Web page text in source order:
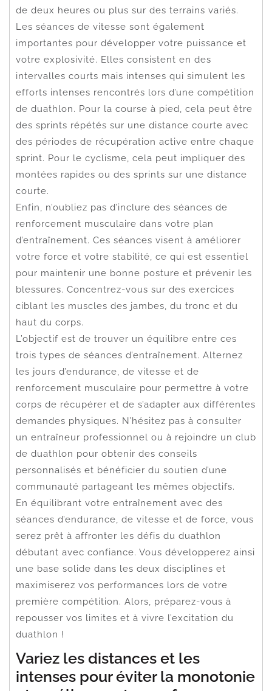
de deux heures ou plus sur des terrains variés.
Les séances de vitesse sont également
importantes pour développer votre puissance et
votre explosivité. Elles consistent en des
intervalles courts mais intenses qui simulent les
efforts intenses rencontrés lors d’une compétition
de duathlon. Pour la course à pied, cela peut être
des sprints répétés sur une distance courte avec
des périodes de récupération active entre chaque
sprint. Pour le cyclisme, cela peut impliquer des
montées rapides ou des sprints sur une distance
courte.
Enfin, n’oubliez pas d’inclure des séances de
renforcement musculaire dans votre plan
d’entraînement. Ces séances visent à améliorer
votre force et votre stabilité, ce qui est essentiel
pour maintenir une bonne posture et prévenir les
blessures. Concentrez-vous sur des exercices
ciblant les muscles des jambes, du tronc et du
haut du corps.
L’objectif est de trouver un équilibre entre ces
trois types de séances d’entraînement. Alternez
les jours d’endurance, de vitesse et de
renforcement musculaire pour permettre à votre
corps de récupérer et de s’adapter aux différentes
demandes physiques. N’hésitez pas à consulter
un entraîneur professionnel ou à rejoindre un club
de duathlon pour obtenir des conseils
personnalisés et bénéficier du soutien d’une
communauté partageant les mêmes objectifs.
En équilibrant votre entraînement avec des
séances d’endurance, de vitesse et de force, vous
serez prêt à affronter les défis du duathlon
débutant avec confiance. Vous développerez ainsi
une base solide dans les deux disciplines et
maximiserez vos performances lors de votre
première compétition. Alors, préparez-vous à
repousser vos limites et à vivre l’excitation du
duathlon !
Variez les distances et les
intenses pour éviter la monotonie